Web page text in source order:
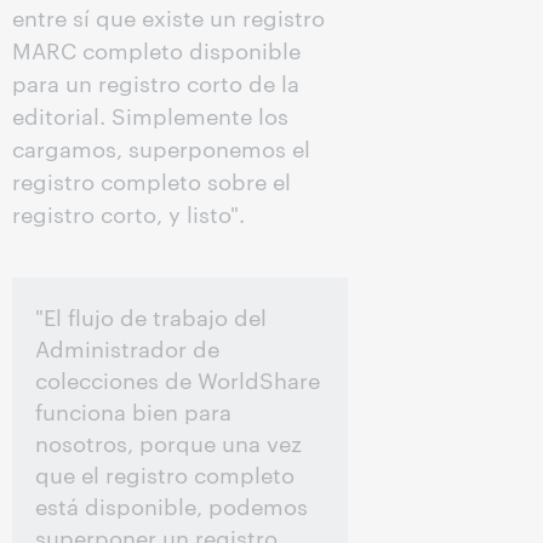
entre sí que existe un registro
MARC completo disponible
para un registro corto de la
editorial. Simplemente los
cargamos, superponemos el
registro completo sobre el
registro corto, y listo".
"El flujo de trabajo del
Administrador de
colecciones de WorldShare
funciona bien para
nosotros, porque una vez
que el registro completo
está disponible, podemos
superponer un registro